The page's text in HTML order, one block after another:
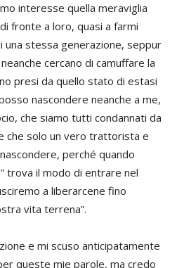
interesse quella meraviglia
fronte a loro, quasi a farmi
una stessa generazione, seppur
cercano di camuffare la
presi da quello stato di estasi
nascondere neanche a me,
che siamo tutti condannati da
che solo un vero trattorista e
perché quando
trova il modo di entrare nel
a liberarcene fino
vita terrena”.
e mi scuso anticipatamente
queste mie parole, ma credo